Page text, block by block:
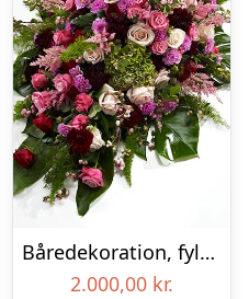
Båredekoration, fyldig – Blomster til begravelse
2.000,00 kr.